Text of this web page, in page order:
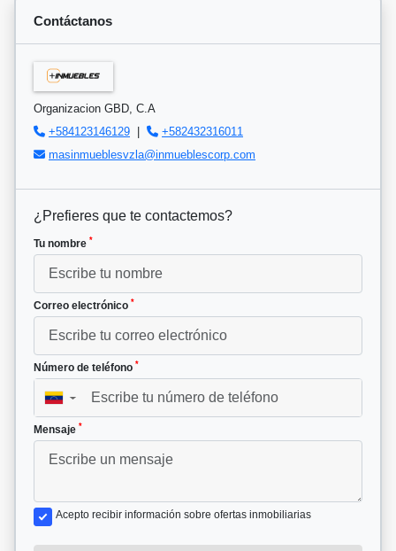
Contáctanos
Organizacion GBD, C.A
+584123146129 |
+582432316011
masinmueblesvzla@inmueblescorp.com
¿Prefieres que te contactemos?
Tu nombre *
Correo electrónico *
Número de teléfono *
▼
Mensaje *
Acepto recibir información sobre ofertas inmobiliarias